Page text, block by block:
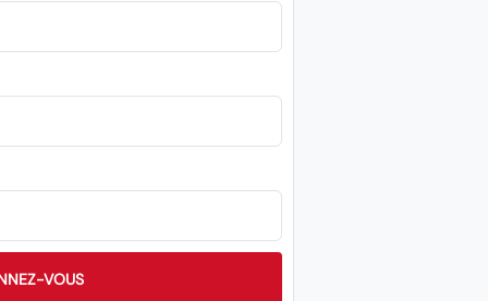
VOUS